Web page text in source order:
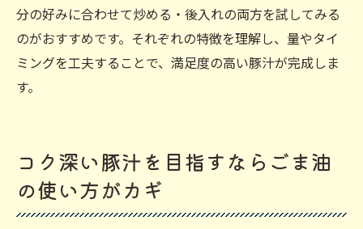
分の好みに合わせて炒める・後入れの両方を試してみる
のがおすすめです。それぞれの特徴を理解し、量やタイ
ミングを工夫することで、満足度の高い豚汁が完成しま
す。
コク深い豚汁を目指すならごま油
の使い方がカギ